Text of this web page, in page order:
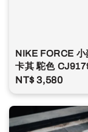
NIKE FORCE 小
卡其 駝色
Regular
price
NT$ 3,580